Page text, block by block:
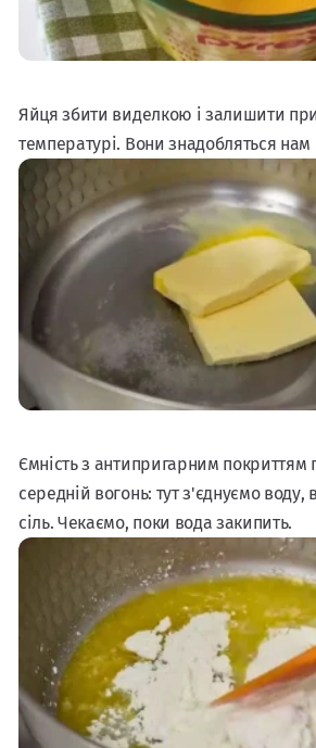
Яйця збити виделкою і залишити при
температурі. Вони знадобляться нам
Ємність з антипригарним покриттям
середній вогонь: тут з'єднуємо
сіль. Чекаємо, поки вода закипить.